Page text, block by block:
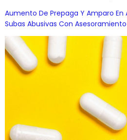
Aumento De Prepaga Y Amparo
Subas Abusivas Con